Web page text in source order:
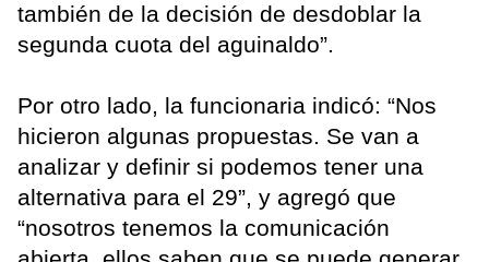
también de la decisión de desdoblar la
segunda cuota del aguinaldo”.
Por otro lado, la funcionaria indicó: “Nos
hicieron algunas propuestas. Se van a
analizar y definir si podemos tener una
alternativa para el 29”, y agregó que
“nosotros tenemos la comunicación